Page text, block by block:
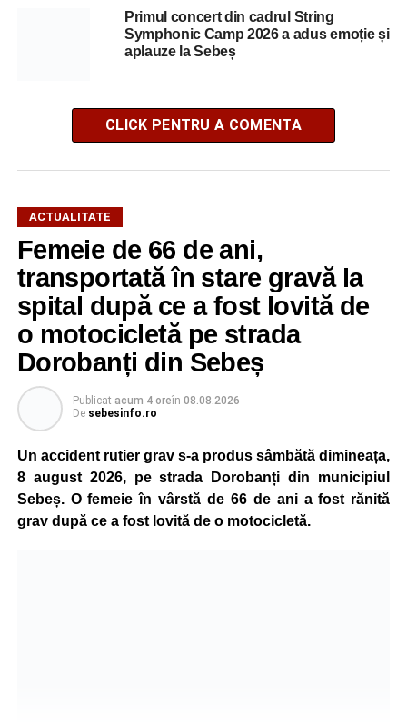
Primul concert din cadrul String
Symphonic Camp 2026 a adus emoție și
aplauze la Sebeș
CLICK PENTRU A COMENTA
ACTUALITATE
Femeie de 66 de ani,
transportată în stare gravă la
spital după ce a fost lovită de
o motocicletă pe strada
Dorobanți din Sebeș
Publicat acum 4 oreîn 08.08.2026
De sebesinfo.ro
Un accident rutier grav s-a produs sâmbătă dimineața,
8 august 2026, pe strada Dorobanți din municipiul
Sebeș. O femeie în vârstă de 66 de ani a fost rănită
grav după ce a fost lovită de o motocicletă.